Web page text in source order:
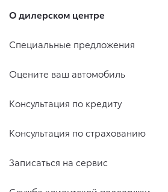
О дилерском центре
Специальные предложения
Оцените ваш автомобиль
Консультация по кредиту
Консультация по страхованию
Записаться на сервис